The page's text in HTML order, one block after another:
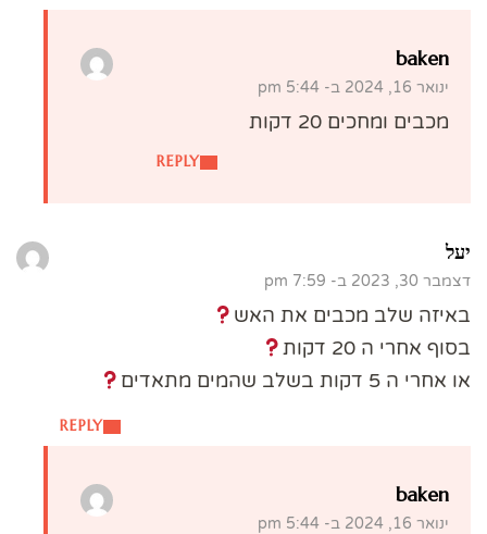
baken
ינואר 16, 2024 ב- 5:44 pm
REPLY
מכבים ומחכים 20 דקות
יעל
דצמבר 30, 2023 ב- 7:59 pm
REPLY
באיזה שלב מכבים את האש
בסוף אחרי ה 20 דקות
או אחרי ה 5 דקות בשלב שהמים מתאדים
baken
ינואר 16, 2024 ב- 5:44 pm